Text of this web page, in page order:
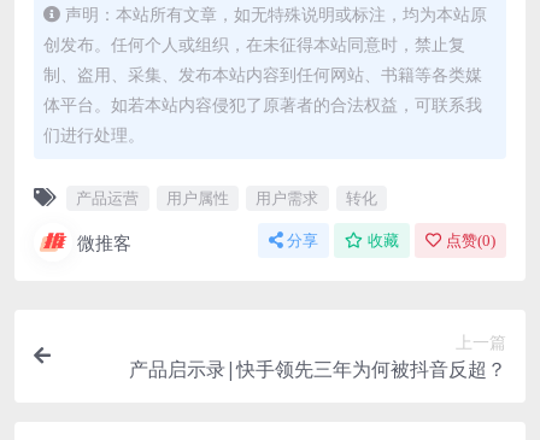
声明：本站所有文章，如无特殊说明或标注，均为本站原
创发布。任何个人或组织，在未征得本站同意时，禁止复
制、盗用、采集、发布本站内容到任何网站、书籍等各类媒
体平台。如若本站内容侵犯了原著者的合法权益，可联系我
们进行处理。
产品运营 用户属性 用户需求 转化
微推客 分享 收藏 点赞(0)
上一篇
产品启示录|快手领先三年为何被抖音反超？